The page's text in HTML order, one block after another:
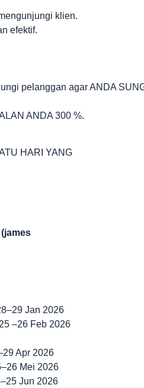
klien.
efektif.
pelanggan agar ANDA
ANDA 300 %.
HARI YANG
Jan 2026
–26 Feb 2026
Apr 2026
Mei 2026
Jun 2026